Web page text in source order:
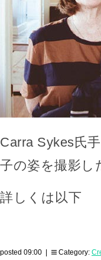
Carra Sykes氏
子の姿を撮影し
詳しくは以下
posted 09:00 | Category: